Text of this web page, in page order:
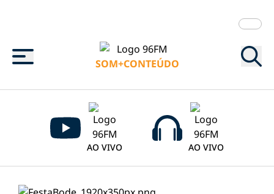
Menu
SOM+CONTEÚDO
AO VIVO AO VIVO